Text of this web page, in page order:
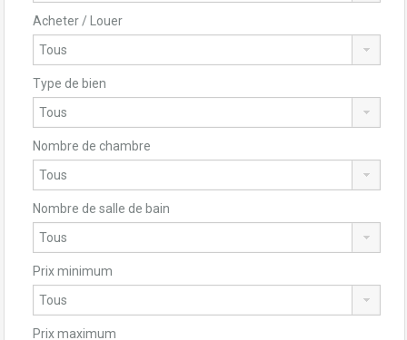
Acheter / Louer
Type de bien
Nombre de chambre
Nombre de salle de bain
Prix minimum
Prix maximum